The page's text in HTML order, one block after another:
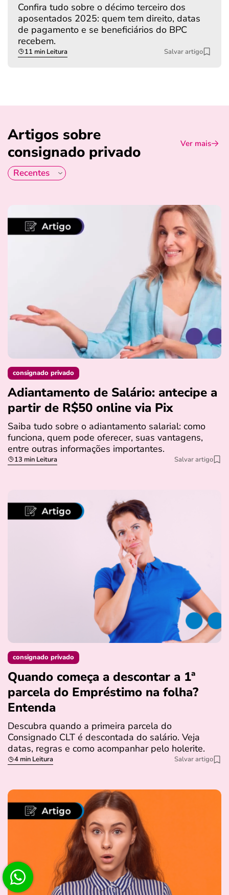
Confira tudo sobre o décimo terceiro dos
aposentados 2025: quem tem direito, datas
de pagamento e se beneficiários do BPC
recebem.
11 min Leitura Salvar artigo
Artigos sobre
consignado privado
Ver mais
consignado privado
Adiantamento de Salário: antecipe a
partir de R$50 online via Pix
Saiba tudo sobre o adiantamento salarial: como
funciona, quem pode oferecer, suas vantagens,
entre outras informações importantes.
13 min Leitura Salvar artigo
consignado privado
Quando começa a descontar a 1ª
parcela do Empréstimo na folha?
Entenda
Descubra quando a primeira parcela do
Consignado CLT é descontada do salário. Veja
datas, regras e como acompanhar pelo holerite.
4 min Leitura Salvar artigo